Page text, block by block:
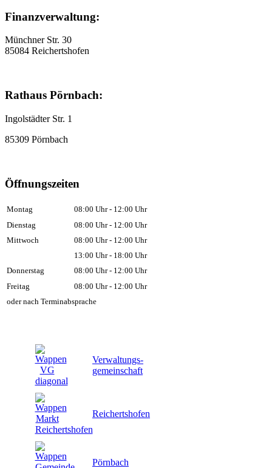
Finanzverwaltung:
Münchner Str. 30
85084 Reichertshofen
Rathaus Pörnbach:
Ingolstädter Str. 1
85309 Pörnbach
Öffnungszeiten
Montag
08:00 Uhr - 12:00 Uhr
Dienstag
08:00 Uhr - 12:00 Uhr
Mittwoch
08:00 Uhr - 12:00 Uhr
13:00 Uhr - 18:00 Uhr
Donnerstag
08:00 Uhr - 12:00 Uhr
Freitag
08:00 Uhr - 12:00 Uhr
oder nach Terminabsprache
Verwaltungs-
gemeinschaft
Reichertshofen
Pörnbach